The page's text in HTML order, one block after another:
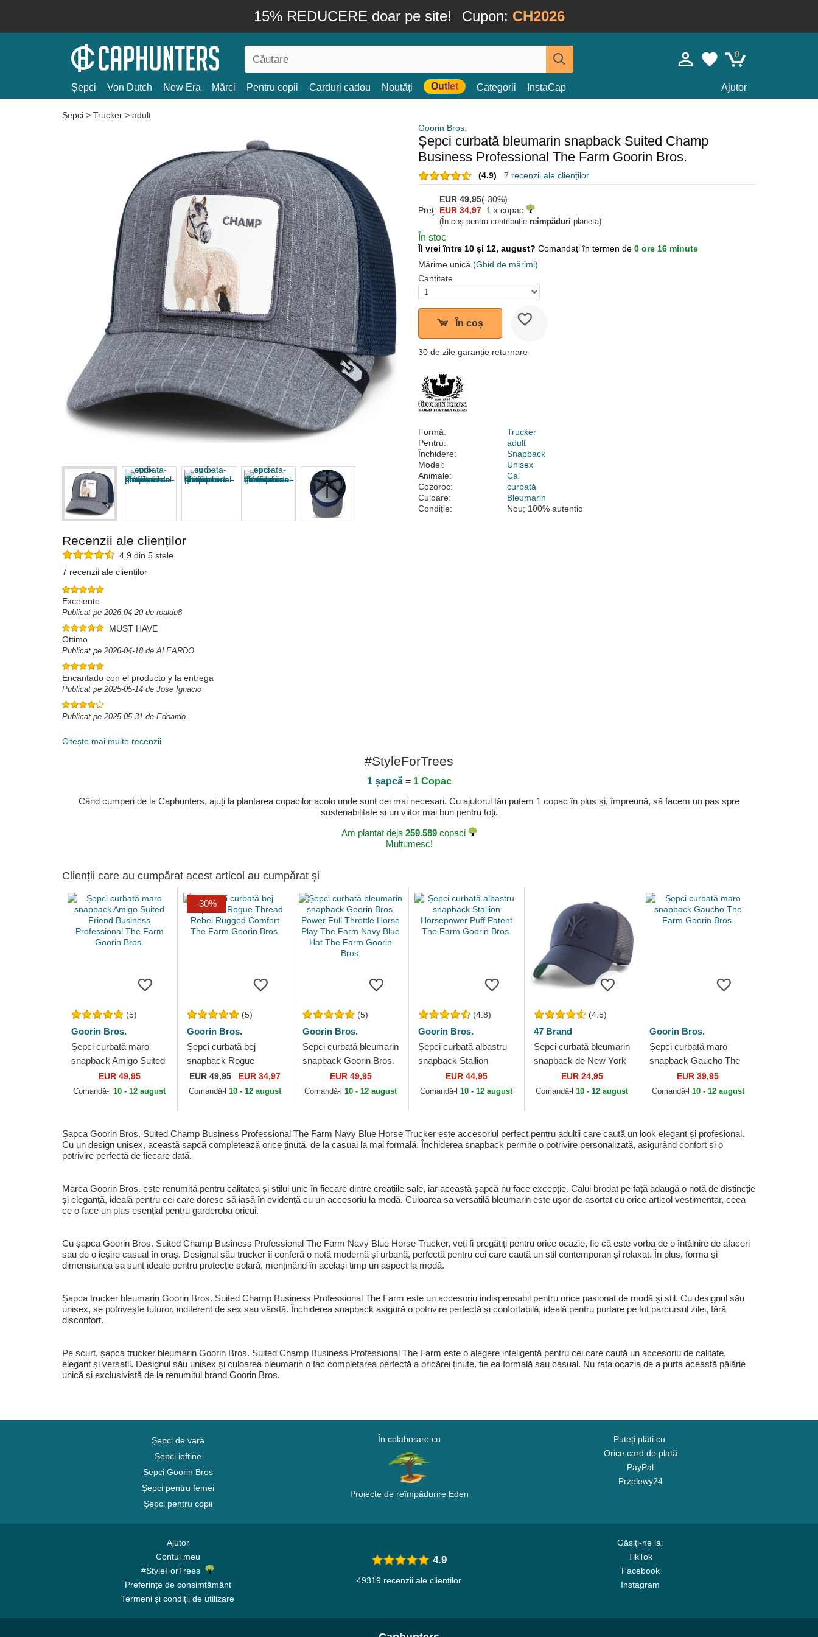
15% REDUCERE doar pe site! Cupon: CH2026
0
Șepci Von Dutch New Era Mărci Pentru copii Carduri cadou Noutăți Outlet Categorii InstaCap Ajutor
Șepci > Trucker > adult
Goorin Bros.
Șepci curbată bleumarin snapback Suited Champ
Business Professional The Farm Goorin Bros.
(4.9) 7 recenzii ale clienților
EUR 49,95(-30%)
Preţ: EUR 34,97 1 x copac
(În coș pentru contribuție reîmpăduri planeta)
În stoc
Îl vrei între 10 și 12, august? Comandați în termen de 0 ore 16 minute
Mărime unică (Ghid de mărimi)
Cantitate
În coș
30 de zile garanție returnare
Formă:
Trucker
Pentru:
adult
Închidere:
Snapback
Model:
Unisex
Animale:
Cal
Cozoroc:
curbată
Culoare:
Bleumarin
Condiție:
Nou; 100% autentic
Recenzii ale clienților
4.9 din 5 stele
7 recenzii ale clienților
Excelente.
Publicat pe 2026-04-20 de roaldu8
MUST HAVE
Ottimo
Publicat pe 2026-04-18 de ALEARDO
Encantado con el producto y la entrega
Publicat pe 2025-05-14 de Jose Ignacio
Publicat pe 2025-05-31 de Edoardo
Citește mai multe recenzii
#StyleForTrees
1 șapcă= 1 Copac
Când cumperi de la Caphunters, ajuți la plantarea copacilor acolo unde sunt cei mai necesari. Cu ajutorul tău putem 1 copac în plus și, împreună, să facem un pas spre
sustenabilitate și un viitor mai bun pentru toți.
Am plantat deja 259.589copaci
Mulțumesc!
Clienții care au cumpărat acest articol au cumpărat și
(5)
Goorin Bros.
Șepci curbată maro
snapback Amigo Suited
Friend Business
Professional The Farm
EUR 49,95
Comandă-l10 - 12 august
-30%
(5)
Goorin Bros.
Șepci curbată bej
snapback Rogue
Thread Rebel Rugged
Comfort The Farm
EUR49,95 EUR 34,97
Comandă-l10 - 12 august
(5)
Goorin Bros.
Șepci curbată bleumarin
snapback Goorin Bros.
Power Full Throttle
Horse Play The Farm
EUR 49,95
Comandă-l10 - 12 august
(4.8)
Goorin Bros.
Șepci curbată albastru
snapback Stallion
Horsepower Puff Patent
The Farm Goorin Bros.
EUR 44,95
Comandă-l10 - 12 august
(4.5)
47 Brand
Șepci curbată bleumarin
snapback de New York
Yankees MLB de 47
Brand
EUR 24,95
Comandă-l10 - 12 august
Goorin Bros.
Șepci curbată maro
snapback Gaucho The
Farm Goorin Bros.
EUR 39,95
Comandă-l 10 - 12 august
Șapca Goorin Bros. Suited Champ Business Professional The Farm Navy Blue Horse Trucker este accesoriul perfect pentru adulții care caută un look elegant și profesional.
Cu un design unisex, această șapcă completează orice ținută, de la casual la mai formală. Închiderea snapback permite o potrivire personalizată, asigurând confort și o
potrivire perfectă de fiecare dată.
Marca Goorin Bros. este renumită pentru calitatea și stilul unic în fiecare dintre creațiile sale, iar această șapcă nu face excepție. Calul brodat pe față adaugă o notă de distincție
și eleganță, ideală pentru cei care doresc să iasă în evidență cu un accesoriu la modă. Culoarea sa versatilă bleumarin este ușor de asortat cu orice articol vestimentar, ceea
ce o face un plus esențial pentru garderoba oricui.
Cu șapca Goorin Bros. Suited Champ Business Professional The Farm Navy Blue Horse Trucker, veți fi pregătiți pentru orice ocazie, fie că este vorba de o întâlnire de afaceri
sau de o ieșire casual în oraș. Designul său trucker îi conferă o notă modernă și urbană, perfectă pentru cei care caută un stil contemporan și relaxat. În plus, forma și
dimensiunea sa sunt ideale pentru protecție solară, menținând în același timp un aspect la modă.
Șapca trucker bleumarin Goorin Bros. Suited Champ Business Professional The Farm este un accesoriu indispensabil pentru orice pasionat de modă și stil. Cu designul său
unisex, se potrivește tuturor, indiferent de sex sau vârstă. Închiderea snapback asigură o potrivire perfectă și confortabilă, ideală pentru purtare pe tot parcursul zilei, fără
disconfort.
Pe scurt, șapca trucker bleumarin Goorin Bros. Suited Champ Business Professional The Farm este o alegere inteligentă pentru cei care caută un accesoriu de calitate,
elegant și versatil. Designul său unisex și culoarea bleumarin o fac completarea perfectă a oricărei ținute, fie ea formală sau casual. Nu rata ocazia de a purta această pălărie
unică și exclusivistă de la renumitul brand Goorin Bros.
Șepci de vară
Șepci ieftine
Șepci Goorin Bros
Șepci pentru femei
Șepci pentru copii
În colaborare cu
Proiecte de reîmpădurire Eden
Puteți plăti cu:
Orice card de plată
PayPal
Przelewy24
Ajutor
Contul meu
#StyleForTrees
Preferințe de consimțământ
Termeni și condiții de utilizare
Găsiți-ne la:
TikTok
Facebook
Instagram
4.9
49319 recenzii ale clienților